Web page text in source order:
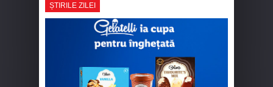
ȘTIRILE ZILEI